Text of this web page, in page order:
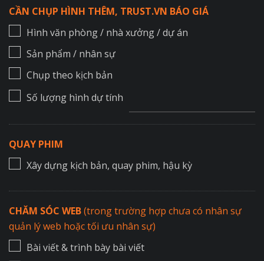
CẦN CHỤP HÌNH THÊM, TRUST.VN BÁO GIÁ
Hình văn phòng / nhà xưởng / dự án
Sản phẩm / nhân sự
Chụp theo kịch bản
Số lượng hình dự tính
QUAY PHIM
Xây dựng kịch bản, quay phim, hậu kỳ
CHĂM SÓC WEB(trong trường hợp chưa có nhân sự
quản lý web hoặc tối ưu nhân sự)
Bài viết & trình bày bài viết